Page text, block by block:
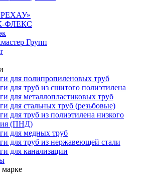
ФЛЕКС
Групп
для полипропиленовых труб
для труб из сшитого полиэтилена
для металлопластиковых труб
для стальных труб (резьбовые)
для труб из полиэтилена низкого
(ПНД)
для медных труб
для труб из нержавеющей стали
для канализации